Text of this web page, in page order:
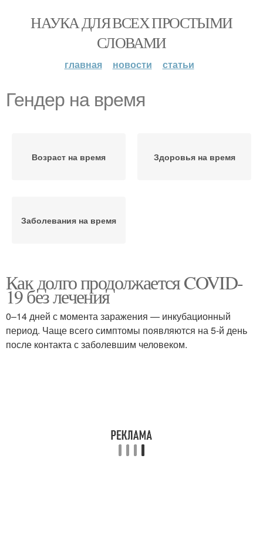
НАУКА ДЛЯ ВСЕХ ПРОСТЫМИ
СЛОВАМИ
главная новости статьи
Гендер на время
Возраст на время Здоровья на время
Заболевания на время
Как долго продолжается COVID-
19 без лечения
0–14 дней с момента заражения — инкубационный
период. Чаще всего симптомы появляются на 5-й день
после контакта с заболевшим человеком.